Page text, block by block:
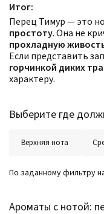
Итог:
Перец Тимур — это
простоту. Она не
прохладную
Если представить
горчинкой диких
характеру.
Выберите где
Верхняя нота
Ароматы с нотой:
По заданному фильтру